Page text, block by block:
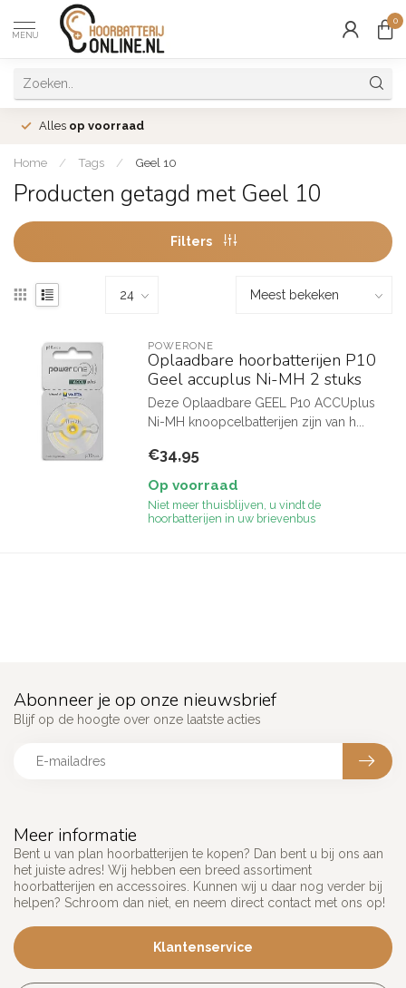
MENU
0
Alles op voorraad
Home / Tags / Geel 10
Producten getagd met Geel 10
Filters
POWERONE
Oplaadbare hoorbatterijen P10
Geel accuplus Ni-MH 2 stuks
Deze Oplaadbare GEEL P10 ACCUplus
Ni-MH knoopcelbatterijen zijn van h...
€34,95
Op voorraad
Niet meer thuisblijven, u vindt de
hoorbatterijen in uw brievenbus
Meer informatie
Bent u van plan hoorbatterijen te kopen? Dan bent u bij ons aan
het juiste adres! Wij hebben een breed assortiment
hoorbatterijen en accessoires. Kunnen wij u daar nog verder bij
helpen? Schroom dan niet, en neem direct contact met ons op!
Klantenservice
Abonneer je op onze nieuwsbrief
Blijf op de hoogte over onze laatste acties